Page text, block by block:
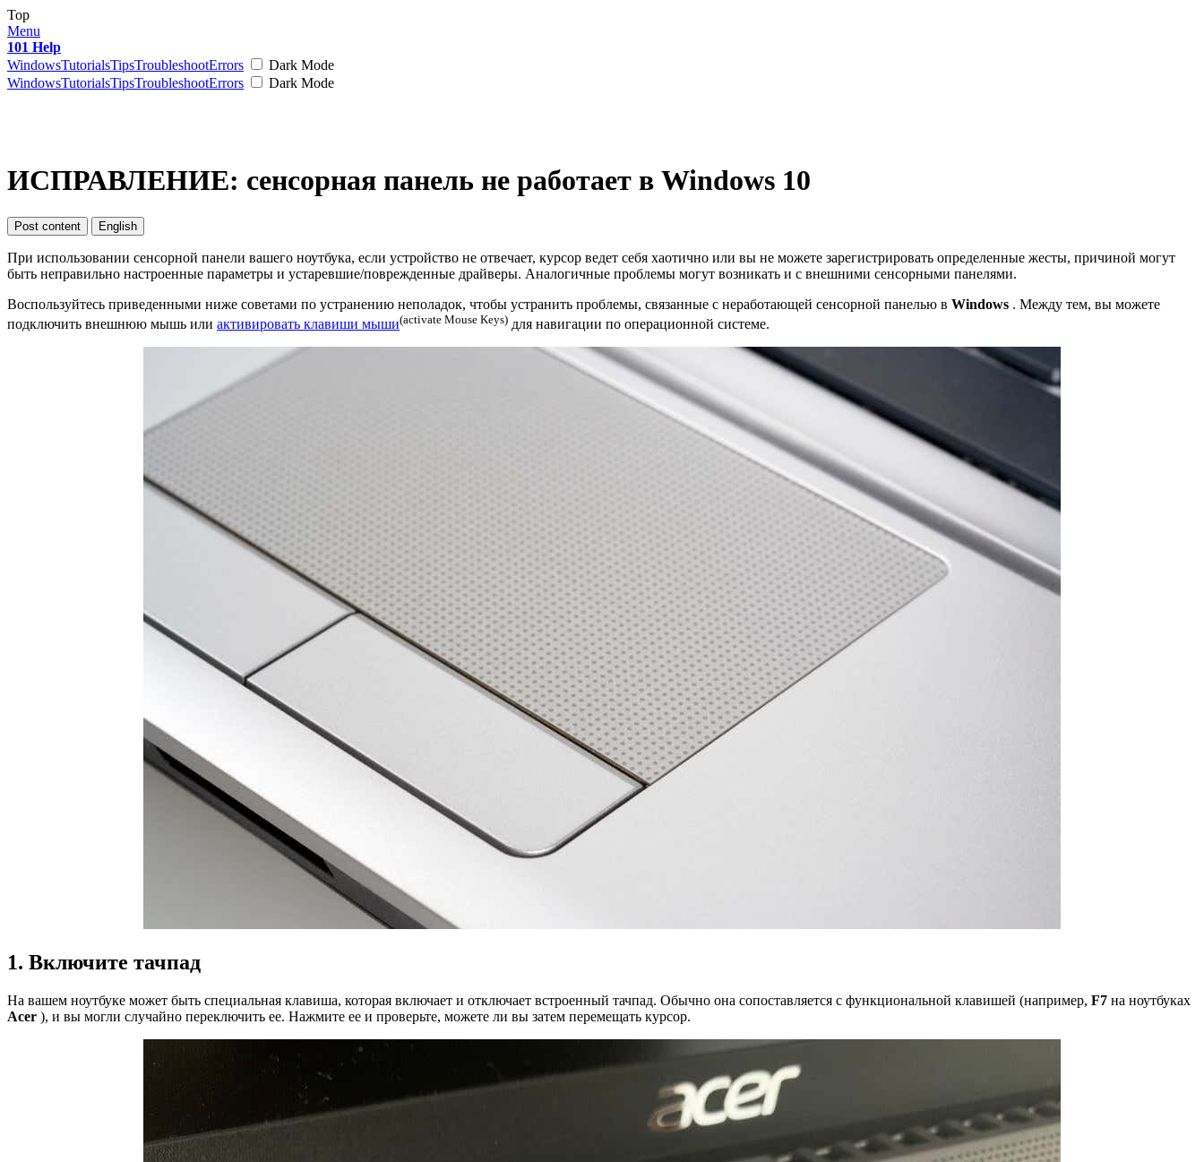
Top
Menu
101 Help
WindowsTutorialsTipsTroubleshootErrors
Dark Mode
WindowsTutorialsTipsTroubleshootErrors Dark Mode
ИСПРАВЛЕНИЕ: сенсорная панель не работает в Windows 10
Post content English
При использовании сенсорной панели вашего ноутбука, если устройство не отвечает, курсор ведет себя хаотично или вы не можете зарегистрировать определенные жесты, причиной могут
быть неправильно настроенные параметры и устаревшие/поврежденные драйверы. Аналогичные проблемы могут возникать и с внешними сенсорными панелями.
Воспользуйтесь приведенными ниже советами по устранению неполадок, чтобы устранить проблемы, связанные с неработающей сенсорной панелью в Windows . Между тем, вы можете
подключить внешнюю мышь или активировать клавиши мыши(activate Mouse Keys) для навигации по операционной системе.
1. Включите тачпад
На вашем ноутбуке может быть специальная клавиша, которая включает и отключает встроенный тачпад. Обычно она сопоставляется с функциональной клавишей (например, F7 на ноутбуках
Acer ), и вы могли случайно переключить ее. Нажмите ее и проверьте, можете ли вы затем перемещать курсор.